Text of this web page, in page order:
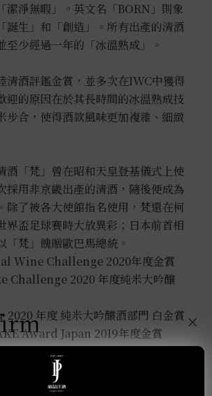
潔淨無暇」。英文名「BORN」則象
誕生」和「創造」。所有出產的清酒
至少經過一年的「冰溫熟成」。
清酒評鑑金賞，並多次在IWC中獲得
迎的原因在於其長時間的冰溫熟成技
步合，使得酒款風味更加複雜、細緻
酒「梵」曾在昭和天皇登基儀式上使
採用非京畿出產的清酒，隨後便成為
除了被各大使館指名使用，梵還在柯
界盃足球賽時大放異彩；日本前首相
「梵」餽贈歐巴馬總統。
Wine Challenge 2020年度金賞
Challenge 2020 年度純米大吟釀
年度 純米大吟釀酒部門 白金賞
Award Japan 2019年度金賞
香氣，酒質圓潤。為負10度調整熟成
造只在裝瓶後進行一次加熱殺菌，將
味完整鎖進瓶內。其特徵是淡淡金黃
×